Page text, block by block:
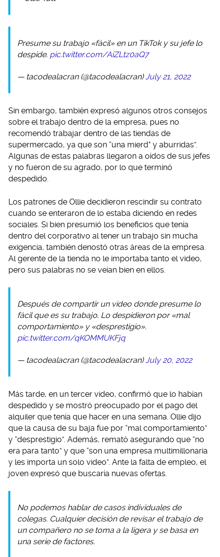
Presume su trabajo «fácil» en un TikTok y su jefe lo
despide. pic.twitter.com/AiZLtz0aQ7
— tacodealacran (@tacodealacran)July 21, 2022
Sin embargo, también expresó algunos otros consejos
sobre el trabajo dentro de la empresa, pues no
recomendó trabajar dentro de las tiendas de
supermercado, ya que son “una mierd* y aburridas”.
Algunas de estas palabras llegaron a oídos de sus jefes
y no fueron de su agrado, por lo que terminó
despedido.
Los patrones de Ollie decidieron rescindir su contrato
cuando se enteraron de lo estaba diciendo en redes
sociales. Si bien presumió los beneficios que tenía
dentro del corporativo al tener un trabajo sin mucha
exigencia, también denostó otras áreas de la empresa.
Al gerente de la tienda no le importaba tanto el video,
pero sus palabras no se veían bien en ellos.
Después de compartir un video donde presume lo
fácil que es su trabajo. Lo despidieron por «mal
comportamiento» y «desprestigio».
pic.twitter.com/qKOMMUKFjq
— tacodealacran (@tacodealacran)July 20, 2022
Más tarde, en un tercer video, confirmó que lo habían
despedido y se mostró preocupado por el pago del
alquiler que tenía que hacer en una semana. Ollie dijo
que la causa de su baja fue por “mal comportamiento”
y “desprestigio”. Además, remató asegurando que “no
era para tanto” y que “son una empresa multimillonaria
y les importa un solo video”. Ante la falta de empleo, el
joven expresó que buscaría nuevas ofertas.
No podemos hablar de casos individuales de
colegas. Cualquier decisión de revisar el trabajo de
un compañero no se toma a la ligera y se basa en
una serie de factores.